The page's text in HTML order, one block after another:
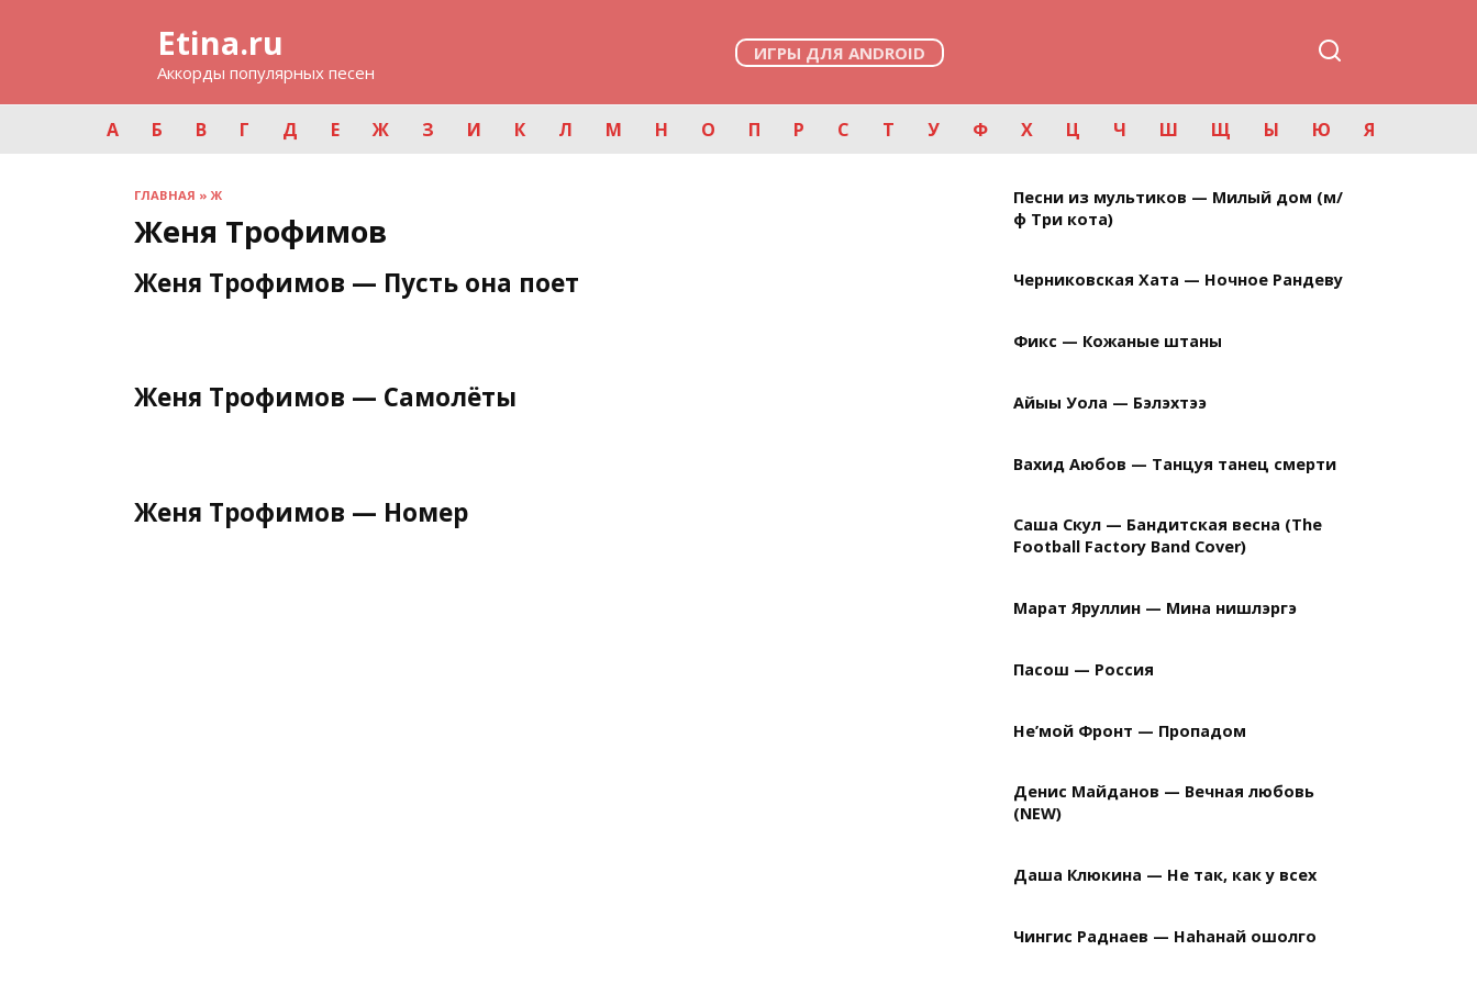
Etina.ru
Аккорды популярных песен
ИГРЫ ДЛЯ ANDROID
А Б В Г Д Е Ж З И К Л М Н О П Р С Т У Ф Х Ц Ч Ш Щ Ы Ю Я
ГЛАВНАЯ »Ж
Женя Трофимов
Женя Трофимов — Пусть она поет
Женя Трофимов — Самолёты
Женя Трофимов — Номер
Песни из мультиков — Милый дом (м/
ф Три кота)
Черниковская Хата — Ночное Рандеву
Фикс — Кожаные штаны
Айыы Уола — Бэлэхтээ
Вахид Аюбов — Танцуя танец смерти
Саша Скул — Бандитская весна (The
Football Factory Band Cover)
Марат Яруллин — Мина нишлэргэ
Пасош — Россия
Не’мой Фронт — Пропадом
Денис Майданов — Вечная любовь
(NEW)
Даша Клюкина — Не так, как у всех
Чингис Раднаев — Наhанай ошолго